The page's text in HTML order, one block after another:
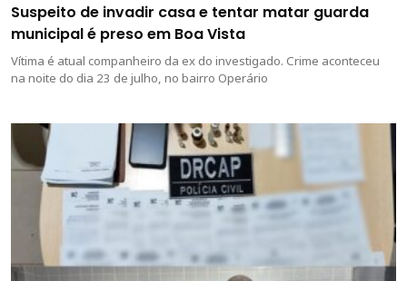
Suspeito de invadir casa e tentar matar guarda
municipal é preso em Boa Vista
Vítima é atual companheiro da ex do investigado. Crime aconteceu
na noite do dia 23 de julho, no bairro Operário